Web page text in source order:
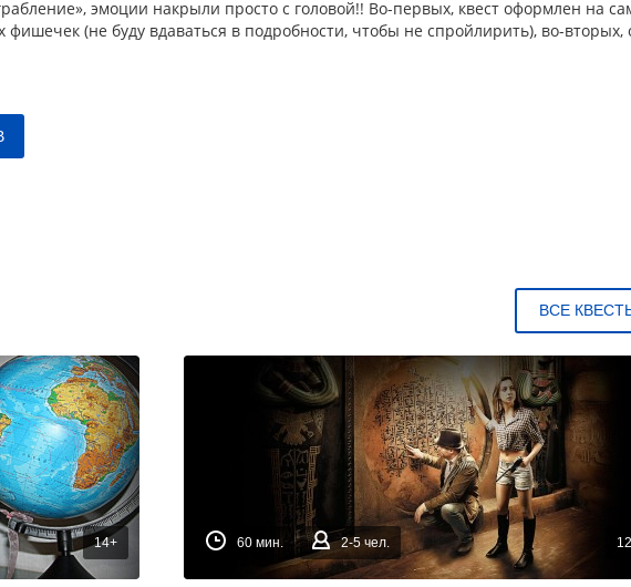
эмоции накрыли просто с головой!! Во-первых, квест оформлен на
(не буду вдаваться в подробности, чтобы не спройлирить), во-вторых,
ВСЕ
14+ 60 мин. 2-5 чел.